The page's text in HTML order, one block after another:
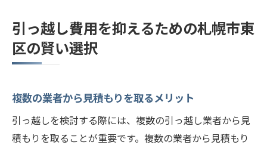
引っ越し費用を抑えるための札幌市東
区の賢い選択
複数の業者から見積もりを取るメリット
引っ越しを検討する際には、複数の引っ越し業者から見
積もりを取ることが重要です。複数の業者から見積もり